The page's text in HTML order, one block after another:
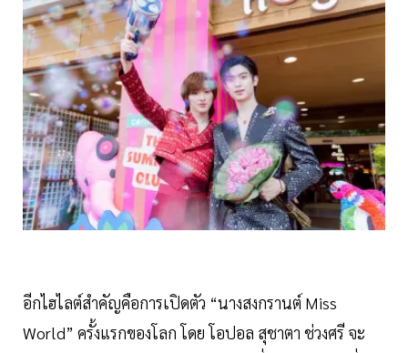
อีกไฮไลต์สำคัญคือการเปิดตัว “นางสงกรานต์ Miss
World” ครั้งแรกของโลก โดย โอปอล สุชาตา ช่วงศรี จะ